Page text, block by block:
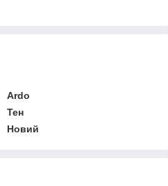
Ardo
Тен
Новий